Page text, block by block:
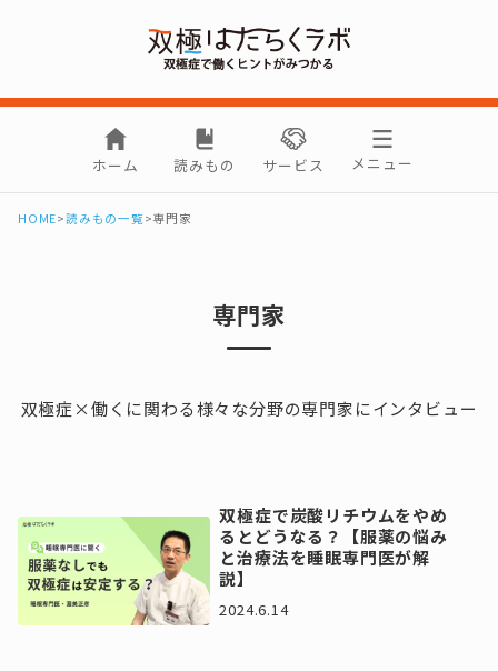
ホーム 読みもの サービス メニュー
HOME>読みもの一覧>専門家
専門家
双極症×働くに関わる様々な分野の専門家にインタビュー
双極症で炭酸リチウムをやめ
るとどうなる？【服薬の悩み
と治療法を睡眠専門医が解
説】
2024.6.14